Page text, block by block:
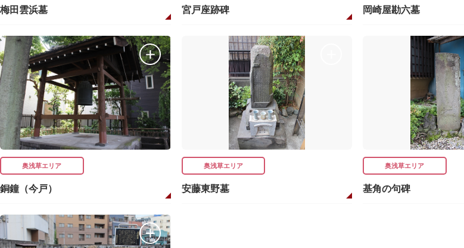
梅田雲浜墓 宮戸座跡碑 岡崎屋勘六墓
奥浅草エリア
銅鐘（今戸）
奥浅草エリア
安藤東野墓
奥浅草エリア
基角の句碑